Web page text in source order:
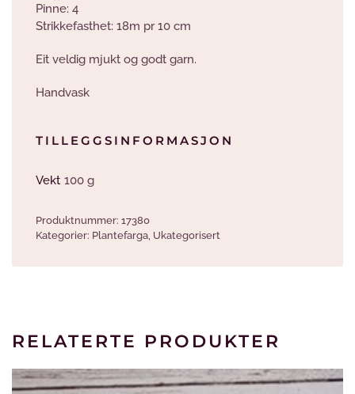
Pinne: 4
Strikkefasthet: 18m pr 10 cm
Eit veldig mjukt og godt garn.
Handvask
TILLEGGSINFORMASJON
Vekt 100 g
Produktnummer: 17380
Kategorier: Plantefarga Ukategorisert
RELATERTE PRODUKTER